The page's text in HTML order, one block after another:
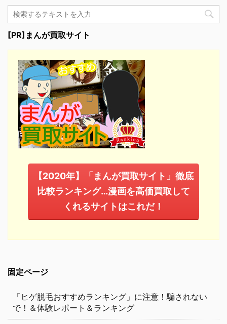
[PR]まんが買取サイト
【2020年】「まんが買取サイト」徹底
比較ランキング…漫画を高価買取して
くれるサイトはこれだ！
固定ページ
「ヒゲ脱毛おすすめランキング」に注意！騙されない
で！＆体験レポート＆ランキング